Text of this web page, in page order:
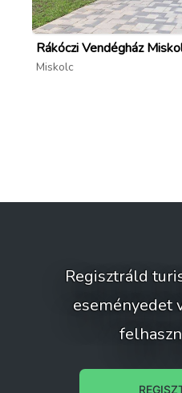
Rákóczi Vendégház
Miskolc
Regisztráld
eseményedet